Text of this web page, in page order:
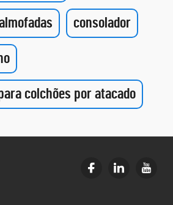
consolador
colchões por atacado